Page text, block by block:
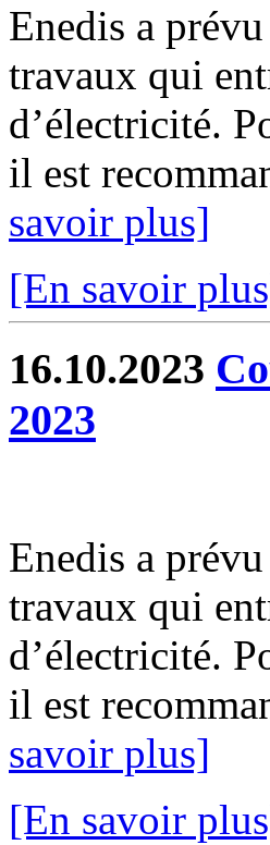
Enedis a
travaux qui
d’électricité.
il est
savoir plus]
[En savoir
16.10.2023
2023
Enedis a
travaux qui
d’électricité.
il est
savoir plus]
[En savoir